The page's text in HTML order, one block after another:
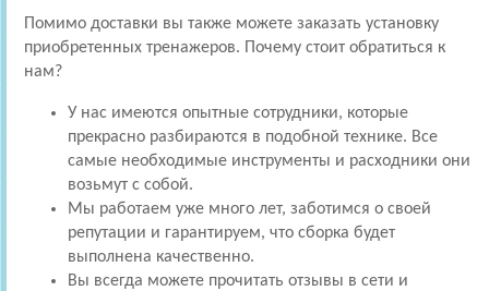
Помимо доставки вы также можете заказать установку
приобретенных тренажеров. Почему стоит обратиться к
нам?
У нас имеются опытные сотрудники, которые
прекрасно разбираются в подобной технике. Все
самые необходимые инструменты и расходники они
возьмут с собой.
Мы работаем уже много лет, заботимся о своей
репутации и гарантируем, что сборка будет
выполнена качественно.
Вы всегда можете прочитать отзывы в сети и